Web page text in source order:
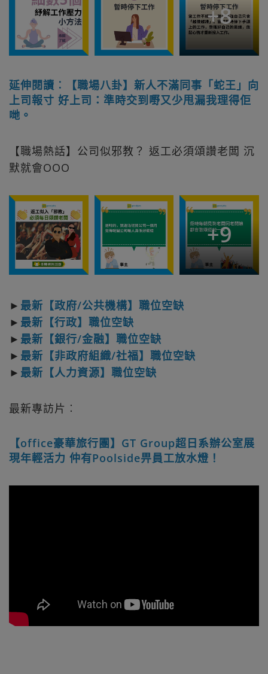
+8
延伸閱讀︰【職場八卦】新人不滿同事「蛇王」向
上司報寸 好上司：準時交到嘢又少甩漏我理得佢
哋。
【職場熱話】公司似邪教？ 返工必須頌讚老闆 沉
默就會OOO
+9
► 最新【政府/公共機構】職位空缺
► 最新【行政】職位空缺
► 最新【銀行/金融】職位空缺
► 最新【非政府組織/社福】職位空缺
► 最新【人力資源】職位空缺
最新專訪片︰
【office豪華旅行團】GT Group超日系辦公室展
現年輕活力 仲有Poolside畀員工放水燈！